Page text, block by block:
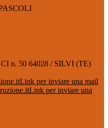
n. 50 64028 / SILVI (TE)
Link per inviare una mail
Link per inviare una